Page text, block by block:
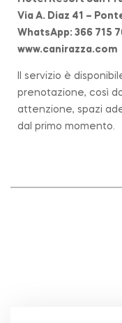
Via A. Diaz 41 –
WhatsApp: 366 715
www.canirazza.com
Il servizio è
prenotazione, così
attenzione, spazi
dal primo momento.